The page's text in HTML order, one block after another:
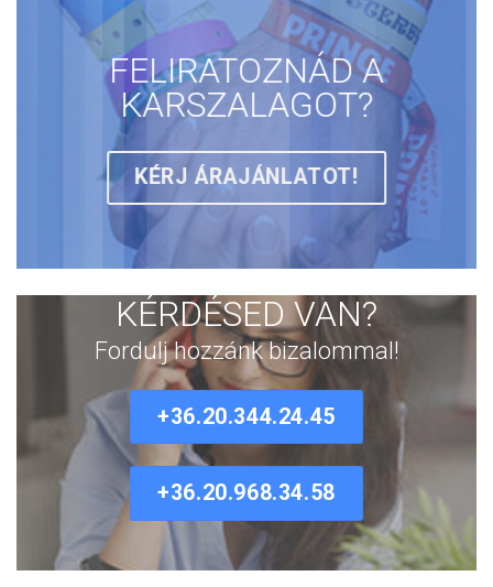
FELIRATOZNÁD A
KARSZALAGOT?
KÉRJ ÁRAJÁNLATOT!
KÉRDÉSED VAN?
Fordulj hozzánk bizalommal!
+36.20.344.24.45
+36.20.968.34.58